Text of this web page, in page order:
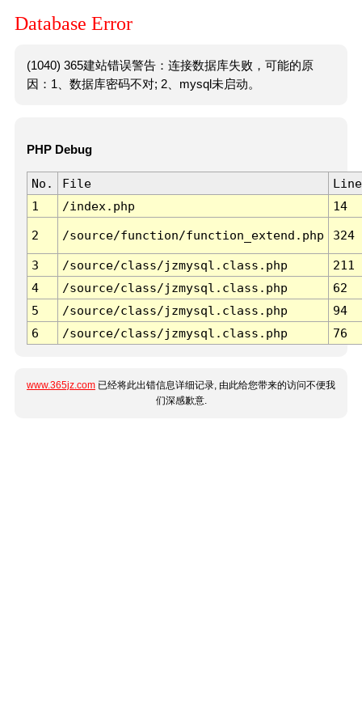
Database Error
(1040) 365建站错误警告：连接数据库失败，可能的原
因：1、数据库密码不对; 2、mysql未启动。
PHP Debug
No. File
Line
1
/index.php 14
2 /source/function/function_extend.php 324
3 /source/class/jzmysql.class.php
211
4
/source/class/jzmysql.class.php
62
5
/source/class/jzmysql.class.php
94
6
/source/class/jzmysql.class.php 76
www.365jz.com 已经将此出错信息详细记录, 由此给您带来的访问不便我
们深感歉意.